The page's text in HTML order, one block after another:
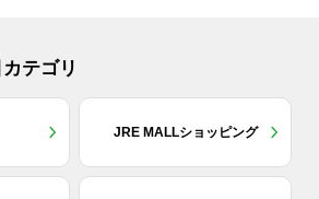
テゴリ
JRE MALLショッピング